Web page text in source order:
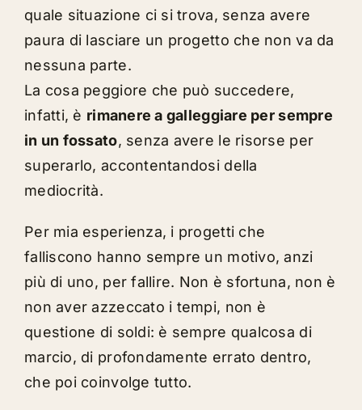
quale situazione ci si trova, senza avere
paura di lasciare un progetto che non va da
nessuna parte.
La cosa peggiore che può succedere,
infatti, è rimanere a galleggiare per sempre
in un fossato, senza avere le risorse per
superarlo, accontentandosi della
mediocrità.
Per mia esperienza, i progetti che
falliscono hanno sempre un motivo, anzi
più di uno, per fallire. Non è sfortuna, non è
non aver azzeccato i tempi, non è
questione di soldi: è sempre qualcosa di
marcio, di profondamente errato dentro,
che poi coinvolge tutto.